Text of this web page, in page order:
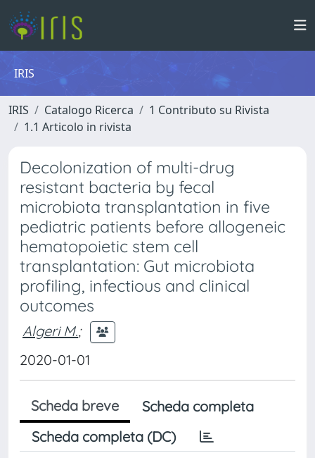
IRIS
IRIS Catalogo Ricerca
1 Contributo su Rivista
1.1 Articolo in rivista
Decolonization of multi-drug
resistant bacteria by fecal
microbiota transplantation in five
pediatric patients before allogeneic
hematopoietic stem cell
transplantation: Gut microbiota
profiling, infectious and clinical
outcomes
Algeri M.;
2020-01-01
Scheda breve
Scheda completa
Scheda completa (DC)